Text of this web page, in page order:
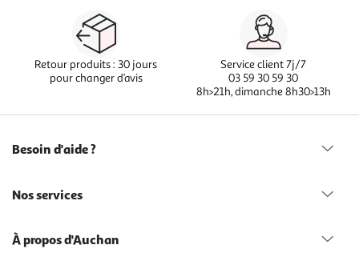
Retour produits : 30 jours
pour changer d’avis
Service client 7j/7
03 59 30 59 30
8h>21h, dimanche 8h30>13h
Besoin d'aide ?
Nos services
À propos d'Auchan